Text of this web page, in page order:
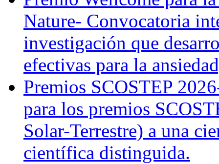
Nature- Convocatoria
investigación que
efectivas para la
Premios SCOSTEP
para los premios
Solar-Terrestre) a una
científica distinguida.